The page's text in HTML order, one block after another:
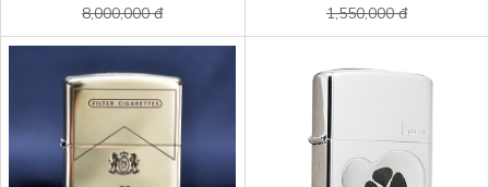
8,000,000 đ 1,550,000 đ